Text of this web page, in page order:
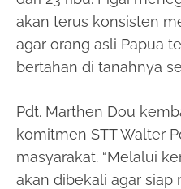
akan terus konsisten
agar orang asli Papua
bertahan di tanahnya
Pdt. Marthen Dou
komitmen STT Walter
masyarakat. “Melalui
akan dibekali agar siap